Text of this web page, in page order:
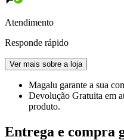
Atendimento
Responde rápido
Ver mais sobre a loja
Magalu garante a sua
Devolução Gratuita em
produto.
Entrega e compra